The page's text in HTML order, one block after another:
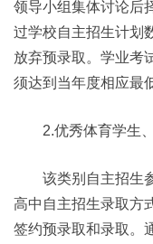
领导小组集体讨论后
过学校自主招生计划
放弃预录取。学业考
须达到当年度相应最
2.优秀体育学生、
该类别自主招生参
高中自主招生录取方
签约预录取和录取。